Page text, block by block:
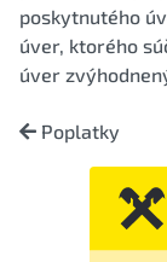
poskytnutého
úver, ktorého
úver
Poplatky